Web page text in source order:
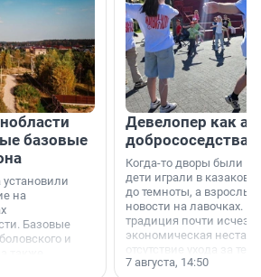
базовые
на
Базовые
и
Тосненского
Девелопер как
добрососедства
Когда-то дворы были
дети играли в казаков-
до темноты, а
новости на лавочках. В
традиция почти
экономическая
отсутствие ухода за
сделали своё дело.
7 августа, 14:50